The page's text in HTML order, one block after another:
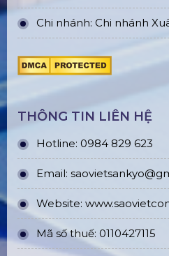
Chi nhánh: Chi nhánh
THÔNG TIN LIÊN HỆ
Hotline: 0984 829 623
Email:
Website: www.
Mã số thuế: 0110427115